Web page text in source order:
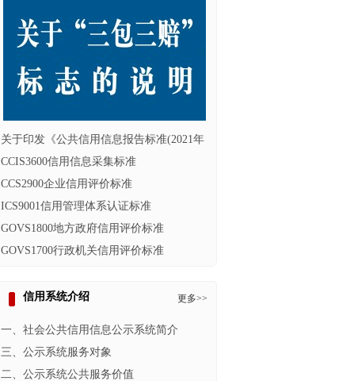
关于印发《公共信用信息报告标准(2021年
CCIS3600信用信息采集标准
CCS2900企业信用评价标准
ICS9001信用管理体系认证标准
GOVS1800地方政府信用评价标准
GOVS1700行政机关信用评价标准
信用系统介绍 更多>>
一、社会公共信用信息公示系统简介
三、公示系统服务对象
二、公示系统公共服务价值